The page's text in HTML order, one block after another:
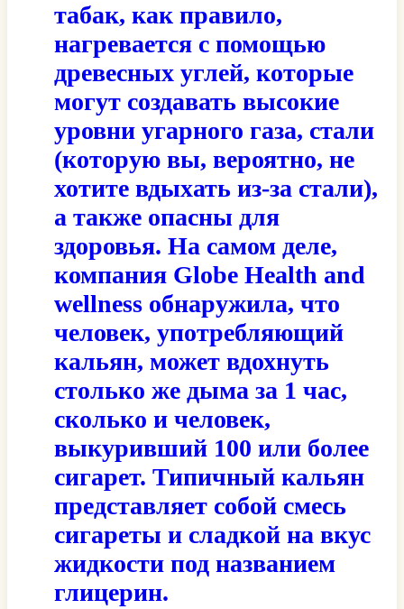
табак, как правило,
нагревается с помощью
древесных углей, которые
могут создавать высокие
уровни угарного газа, стали
(которую вы, вероятно, не
хотите вдыхать из-за стали),
а также опасны для
здоровья. На самом деле,
компания Globe Health and
wellness обнаружила, что
человек, употребляющий
кальян, может вдохнуть
столько же дыма за 1 час,
сколько и человек,
выкуривший 100 или более
сигарет. Типичный кальян
представляет собой смесь
сигареты и сладкой на вкус
жидкости под названием
глицерин.